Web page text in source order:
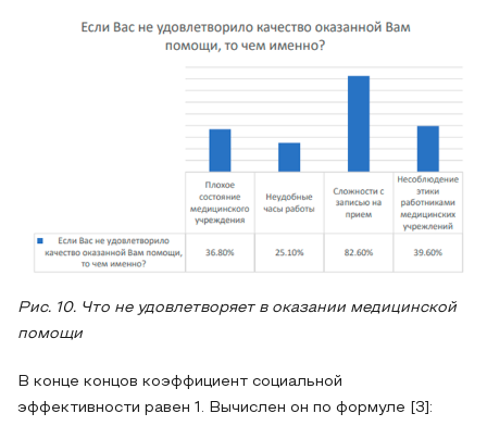
Рис. 10. Что не удовлетворяет в оказании медицинской
помощи
В конце концов коэффициент социальной
эффективности равен 1. Вычислен он по формуле [3]: